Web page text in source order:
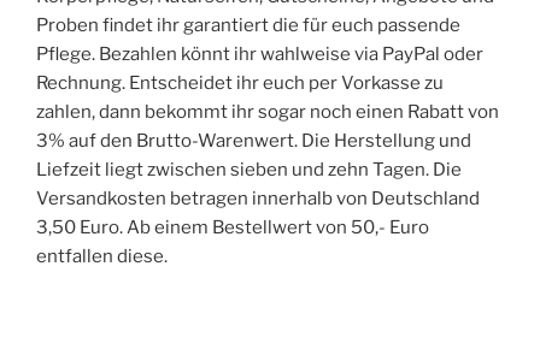
Proben findet ihr garantiert die für euch passende
Pflege. Bezahlen könnt ihr wahlweise via PayPal oder
Rechnung. Entscheidet ihr euch per Vorkasse zu
zahlen, dann bekommt ihr sogar noch einen Rabatt von
3% auf den Brutto-Warenwert. Die Herstellung und
Liefzeit liegt zwischen sieben und zehn Tagen. Die
Versandkosten betragen innerhalb von Deutschland
3,50 Euro. Ab einem Bestellwert von 50,- Euro
entfallen diese.